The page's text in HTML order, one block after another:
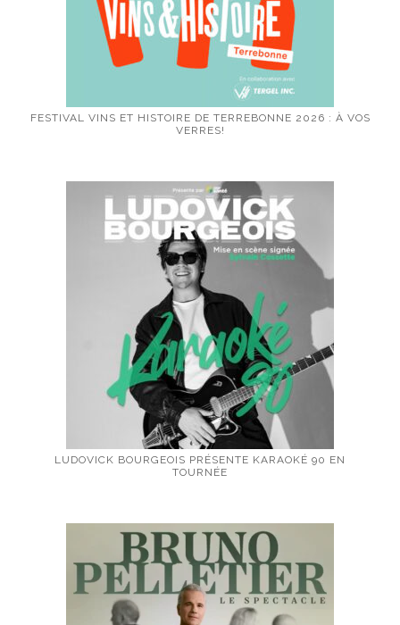
FESTIVAL VINS ET HISTOIRE DE TERREBONNE 2026 : À VOS
VERRES!
LUDOVICK BOURGEOIS PRÉSENTE KARAOKÉ 90 EN
TOURNÉE